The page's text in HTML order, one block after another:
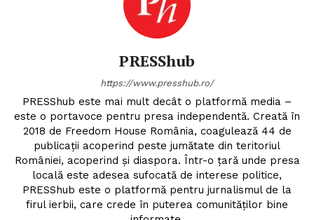
PRESShub
https://www.presshub.ro/
PRESShub este mai mult decât o platformă media –
este o portavoce pentru presa independentă. Creată în
2018 de Freedom House România, coagulează 44 de
publicații acoperind peste jumătate din teritoriul
României, acoperind și diaspora. Într-o țară unde presa
locală este adesea sufocată de interese politice,
PRESShub este o platformă pentru jurnalismul de la
firul ierbii, care crede în puterea comunităților bine